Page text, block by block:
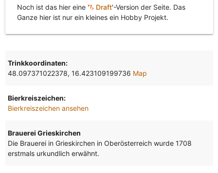
Noch ist das hier eine ' Draft'-Version der Seite. Das
Ganze hier ist nur ein kleines ein Hobby Projekt.
Trinkkoordinaten:
48.097371022378, 16.423109199736 Map
Bierkreiszeichen:
Bierkreiszeichen ansehen
Brauerei Grieskirchen
Die Brauerei in Grieskirchen in Oberösterreich wurde 1708
erstmals urkundlich erwähnt.